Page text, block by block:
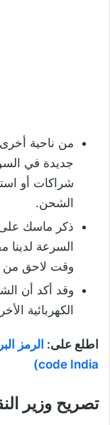
من ناحية
جديدة في
شراكات أو
الشحن.
ذكر ماسك
السرعة لدينا
وقت لاحق من
وقد أكد أن
الكهربائية
اطلع على:
code India)
تصريح وزير